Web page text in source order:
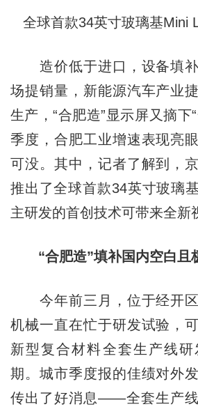
全球首款34英寸玻璃基Mini
造价低于进口，设备填补
场提销量，新能源汽车产业
生产，“合肥造”显示屏又摘
季度，合肥工业增速表现亮
可没。其中，记者了解到，
推出了全球首款34英寸玻璃
主研发的首创技术可带来全新
“合肥造”填补国内空白且
今年前三月，位于经开区
机械一直在忙于研发试验，
新型复合材料全套生产线
期。城市季度报的佳绩对外
传出了好消息——全套生产